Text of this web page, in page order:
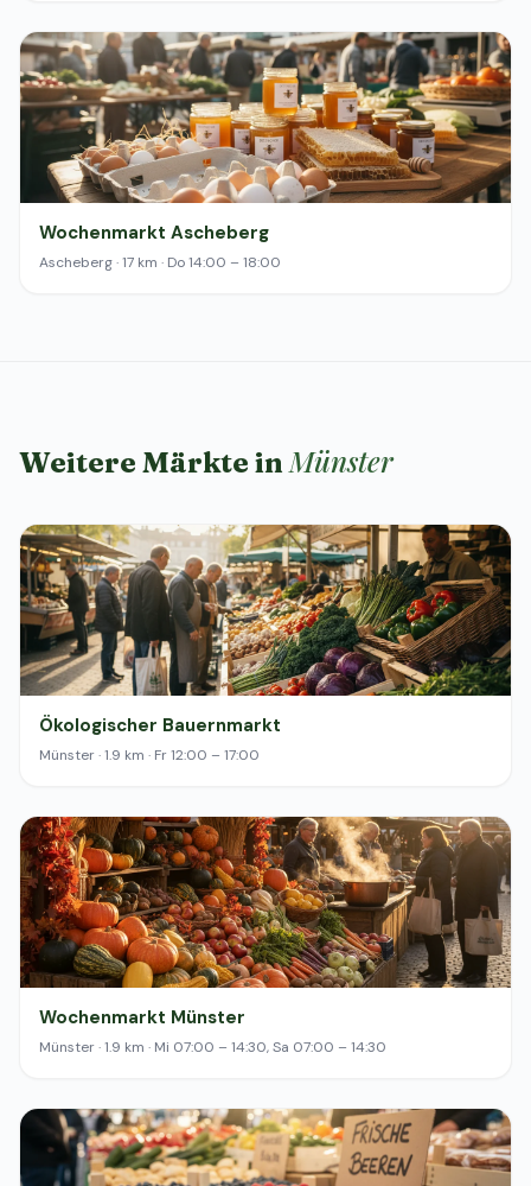
Wochenmarkt Ascheberg
Ascheberg · 17 km · Do 14:00 – 18:00
Weitere Märkte inMünster
Ökologischer Bauernmarkt
Münster · 1.9 km · Fr 12:00 – 17:00
Wochenmarkt Münster
Münster · 1.9 km · Mi 07:00 – 14:30, Sa 07:00 – 14:30